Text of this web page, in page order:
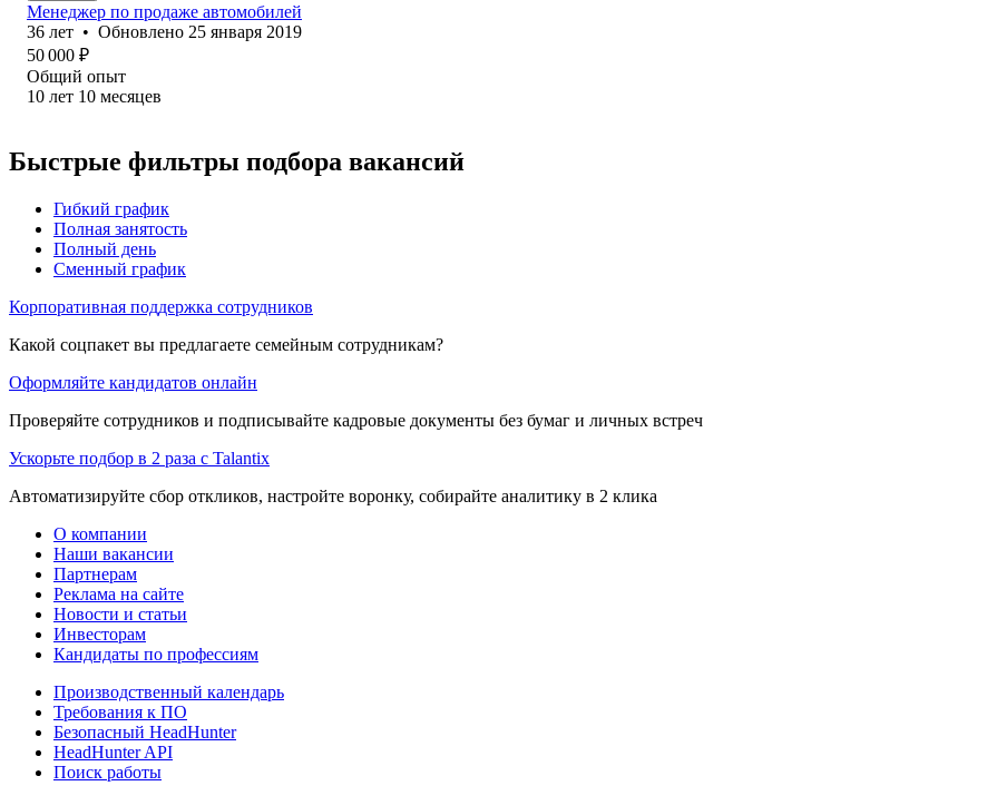
Менеджер по продаже автомобилей
36 лет • Обновлено 25 января 2019
50 000 ₽
Общий опыт
10 лет 10 месяцев
Быстрые фильтры подбора вакансий
Гибкий график
Полная занятость
Полный день
Сменный график
Корпоративная поддержка сотрудников
Какой соцпакет вы предлагаете семейным сотрудникам?
Оформляйте кандидатов онлайн
Проверяйте сотрудников и подписывайте кадровые документы без бумаг и личных встреч
Ускорьте подбор в 2 раза с Talantix
Автоматизируйте сбор откликов, настройте воронку, собирайте аналитику в 2 клика
О компании
Наши вакансии
Партнерам
Реклама на сайте
Новости и статьи
Инвесторам
Кандидаты по профессиям
Производственный календарь
Требования к ПО
Безопасный HeadHunter
HeadHunter API
Поиск работы